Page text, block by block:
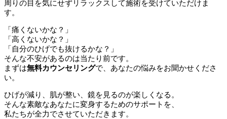
周りの目を気にせずリラックスして施術を受けていただけま
す。
「痛くないかな？」
「高くないかな？」
「自分のひげでも抜けるかな？」
そんな不安があるのは当たり前です。
まずは無料カウンセリングで、あなたの悩みをお聞かせくださ
い。
ひげが減り、肌が整い、鏡を見るのが楽しくなる。
そんな素敵なあなたに変身するためのサポートを、
私たちが全力でさせていただきます。